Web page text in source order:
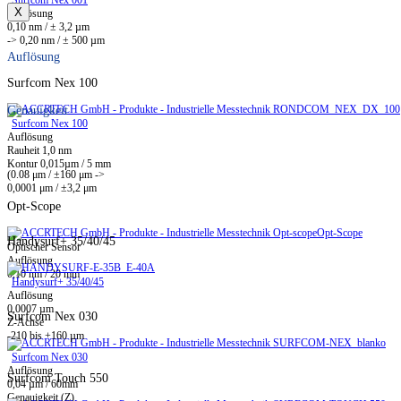
Auflösung
0,10 nm / ± 3,2 µm
-> 0,20 nm / ± 500 µm
Surfcom Nex 100
Surfcom Nex 100
Auflösung
Rauheit 1,0 nm
Kontur 0,015µm / 5 mm
Opt-Scope
Opt-Scope
Optischer Sensor
Auflösung
0,10 nm / 20 mm
Surfcom Nex 030
Surfcom Nex 030
Auflösung
0,04 µm / 60mm
Genauigkeit (Z)
X
Auflösung
Genauigkeit
(0.08 μm / ±160 μm ->
0,0001 μm / ±3,2 μm
Handysurf+ 35/40/45
Handysurf+ 35/40/45
Auflösung
0,0007 µm
Z-Achse
-210 bis +160 µm
Surfcom Touch 550